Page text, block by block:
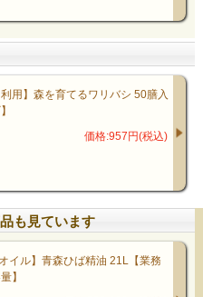
利用】森を育てるワリバシ 50膳入
価格:957円(税込)
も見ています
イル】青森ひば精油 21L【業務
】